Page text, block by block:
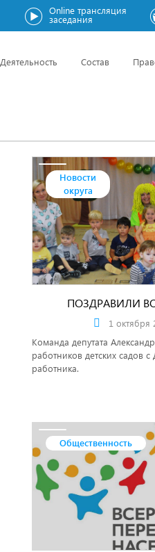
Online трансляция
заседания
Деятельность Состав
Новости
округа
ПОЗДРАВИЛИ
1 октября
Команда депутата
работников детских садов
работника.
Общественность